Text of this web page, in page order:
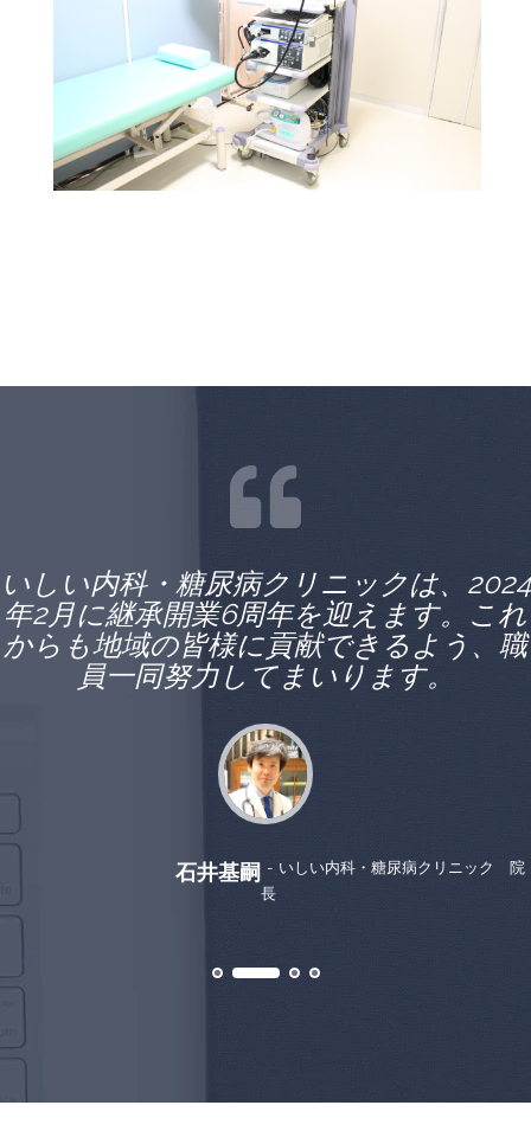
いしい内科・糖尿病クリニックは、2024
年2月に継承開業6周年を迎えます。これ
からも地域の皆様に貢献できるよう、職
員一同努力してまいります。
石井基嗣
いしい内科・糖尿病クリニック 院
長